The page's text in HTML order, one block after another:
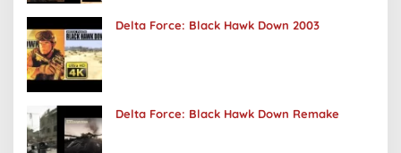
Delta Force: Black Hawk Down 2003
Delta Force: Black Hawk Down Remake